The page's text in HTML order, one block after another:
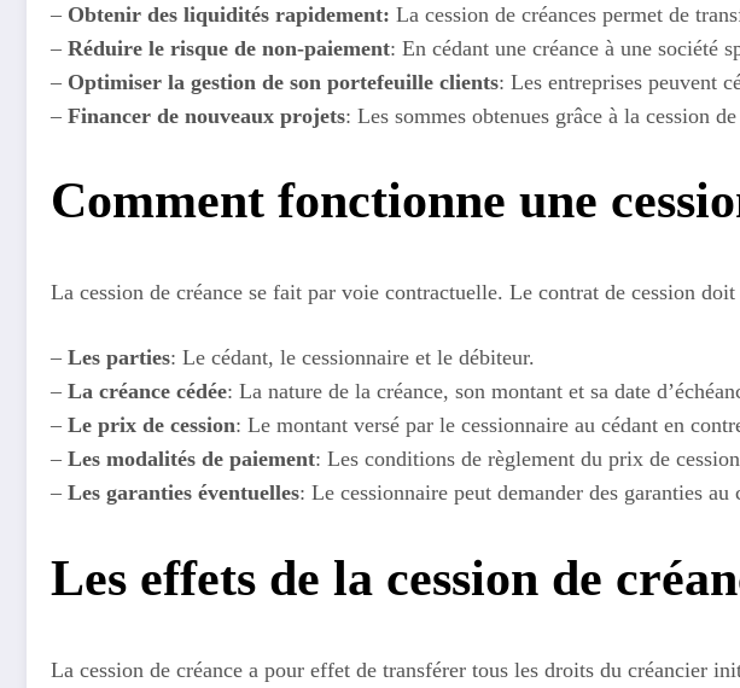
– Obtenir des liquidités rapidement: La cession de créances permet de
– Réduire le risque de non-paiement: En cédant une créance à une société
– Optimiser la gestion de son portefeuille clients: Les entreprises peuvent
– Financer de nouveaux projets: Les sommes obtenues grâce à la cession
Comment fonctionne une
La cession de créance se fait par voie contractuelle. Le contrat de cession
– Les parties: Le cédant, le cessionnaire et le débiteur.
– La créance cédée: La nature de la créance, son montant et sa date
– Le prix de cession: Le montant versé par le cessionnaire au cédant en
– Les modalités de paiement: Les conditions de règlement du prix de
– Les garanties éventuelles: Le cessionnaire peut demander des garanties
Les effets de la cession de
La cession de créance a pour effet de transférer tous les droits du créancier